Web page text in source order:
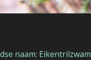
naam: Eikentrilzwam